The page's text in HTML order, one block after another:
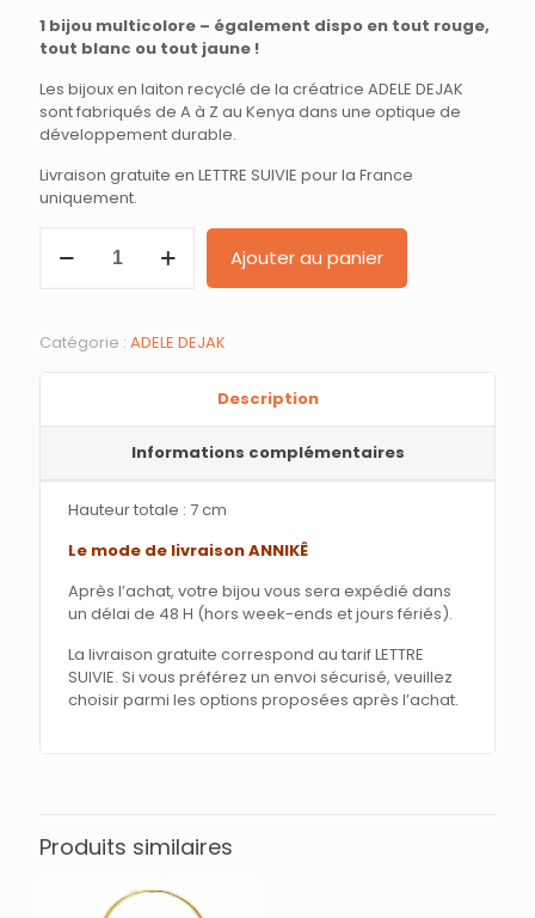
1 bijou multicolore – également dispo en tout rouge,
tout blanc ou tout jaune !
Les bijoux en laiton recyclé de la créatrice ADELE DEJAK
sont fabriqués de A à Z au Kenya dans une optique de
développement durable.
Livraison gratuite en LETTRE SUIVIE pour la France
uniquement.
Colors
Ajouter au panier
Catégorie : ADELE DEJAK
Description
Informations complémentaires
Hauteur totale : 7 cm
Le mode de livraison ANNIKÊ
Après l’achat, votre bijou vous sera expédié dans
un délai de 48 H (hors week-ends et jours fériés).
La livraison gratuite correspond au tarif LETTRE
SUIVIE. Si vous préférez un envoi sécurisé, veuillez
choisir parmi les options proposées après l’achat.
Produits similaires